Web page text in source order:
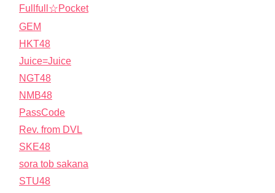
Fullfull☆Pocket
GEM
HKT48
Juice=Juice
NGT48
NMB48
PassCode
Rev. from DVL
SKE48
sora tob sakana
STU48